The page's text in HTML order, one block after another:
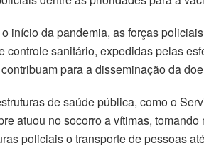
início da pandemia, as forças
controle sanitário, expedidas pelas
para a disseminação da
de saúde pública, como o
atuou no socorro a vítimas,
policiais o transporte de pessoas